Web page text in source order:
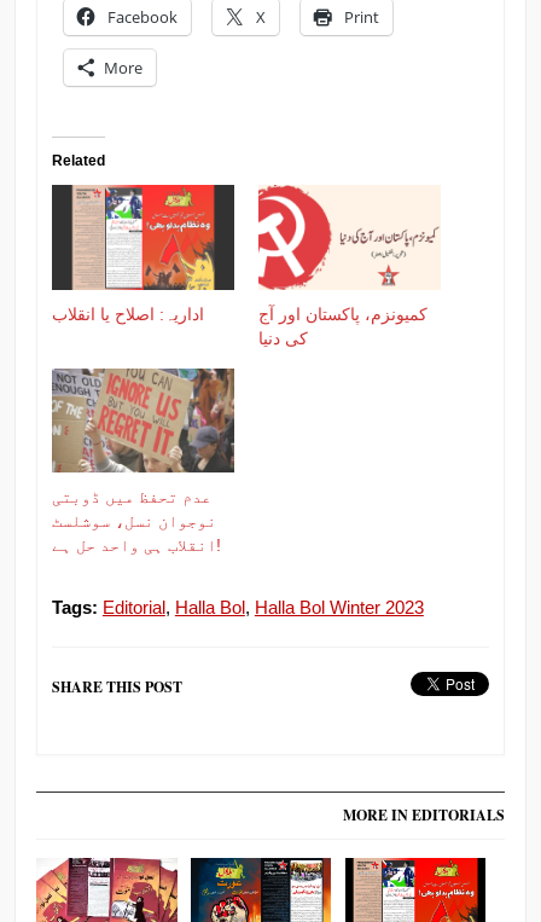
Facebook X Print
More
Related
اداریہ: اصلاح یا انقلاب
کمیونزم، پاکستان اور آج
کی دنیا
عدم تحفظ میں ڈوبتی
نوجوان نسل، سوشلسٹ
انقلاب ہی واحد حل ہے!
Tags: Editorial, Halla Bol, Halla Bol Winter 2023
SHARE THIS POST
MORE IN EDITORIALS